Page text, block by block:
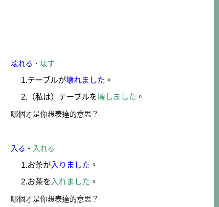
壊れる ・壊す
1.テーブルが壊れました 。
2.（私は）テーブルを壊しました 。
哪個才是你想表達的意思？
入る ・ 入れる
1.お茶が入りました 。
2.お茶を 入れました 。
哪個才是你想表達的意思？